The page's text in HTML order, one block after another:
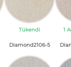
Tükendi 1
Diamond2106-5